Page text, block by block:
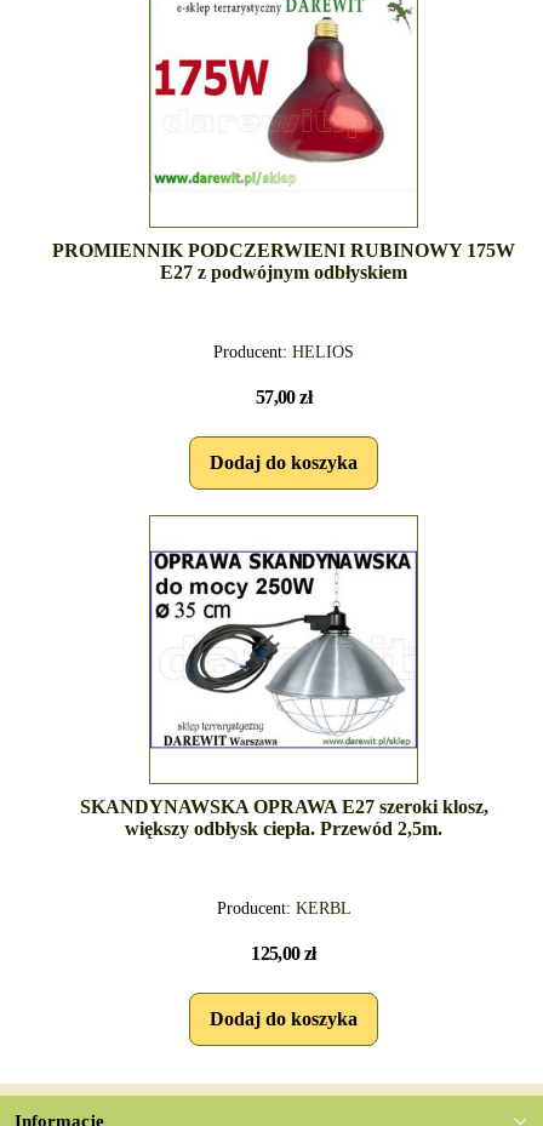
PROMIENNIK PODCZERWIENI RUBINOWY 175W
E27 z podwójnym odbłyskiem
Producent: HELIOS
57,00 zł
SKANDYNAWSKA OPRAWA E27 szeroki klosz,
większy odbłysk ciepła. Przewód 2,5m.
Producent: KERBL
125,00 zł
Informacje